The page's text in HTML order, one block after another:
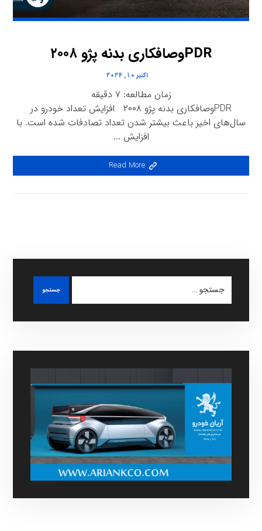
PDRوصافکاری بدنه پژو ۲۰۰۸
اکتبر ۱۰, ۲۰۲۴
زمان مطالعه: ۷ دقیقه
PDRوصافکاری بدنه پژو ۲۰۰۸ افزایش تعداد خودرو در
سال‌های اخیر باعث بیشتر شدن تعداد تصادفات شده است. با
افزایش ...
Read More
جستجو